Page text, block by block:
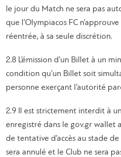
le jour du Match ne sera pas
que l’Olympiacos FC
réentrée, à sa seule discrétion.
2.8 L’émission d’un Billet à un
condition qu’un Billet soit
personne exerçant l’autorité
2.9 Il est strictement interdit à
enregistré dans le gov.gr wallet
de tentative d’accès au stade
sera annulé et le Club ne sera